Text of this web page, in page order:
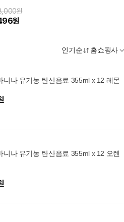
원
원
인기순 홈쇼핑사
니나 유기농 탄산음료 355ml x 12 레몬
니나 유기농 탄산음료 355ml x 12 오렌